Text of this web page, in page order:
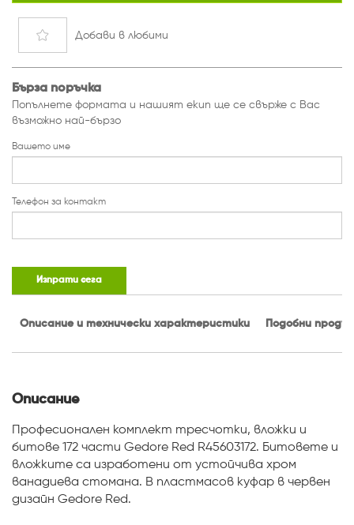
Добави в любими
Бърза поръчка
Попълнете формата и нашият екип ще се свърже с Вас
възможно най-бързо
Вашето име
Телефон за контакт
Изпрати сега
Описание и технически характеристики Подобни
Описание
Професионален комплект тресчотки, вложки и
битове 172 части Gedore Red R45603172. Битовете и
вложките са изработени от устойчива хром
ванадиева стомана. В пластмасов куфар в червен
дизайн Gedore Red.